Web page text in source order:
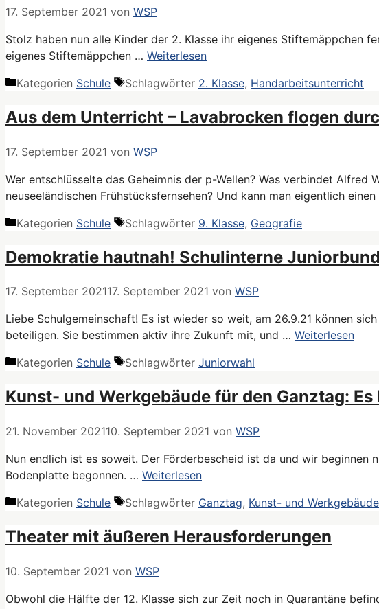
17. September 2021 von WSP
Stolz haben nun alle Kinder der 2. Klasse ihr eigenes Stiftemäppchen
eigenes Stiftemäppchen … Weiterlesen
Kategorien Schule Schlagwörter 2. Klasse, Handarbeitsunterricht
Aus dem Unterricht – Lavabrocken flogen
17. September 2021 von WSP
Wer entschlüsselte das Geheimnis der p-Wellen? Was verbindet
neuseeländischen Frühstücksfernsehen? Und kann man eigentlich
Kategorien Schule Schlagwörter 9. Klasse, Geografie
Demokratie hautnah! Schulinterne
17. September 202117. September 2021 von WSP
Liebe Schulgemeinschaft! Es ist wieder so weit, am 26.9.21 können
beteiligen. Sie bestimmen aktiv ihre Zukunft mit, und … Weiterlesen
Kategorien Schule Schlagwörter Juniorwahl
Kunst- und Werkgebäude für den Ganztag​:
21. November 202110. September 2021 von WSP
Nun endlich ist es soweit. Der Förderbescheid ist da und wir
Bodenplatte begonnen. … Weiterlesen
Kategorien Schule Schlagwörter Ganztag, Kunst- und Werkgebäude
Theater mit äußeren Herausforderungen
10. September 2021 von WSP
Obwohl die Hälfte der 12. Klasse sich zur Zeit noch in Quarantäne